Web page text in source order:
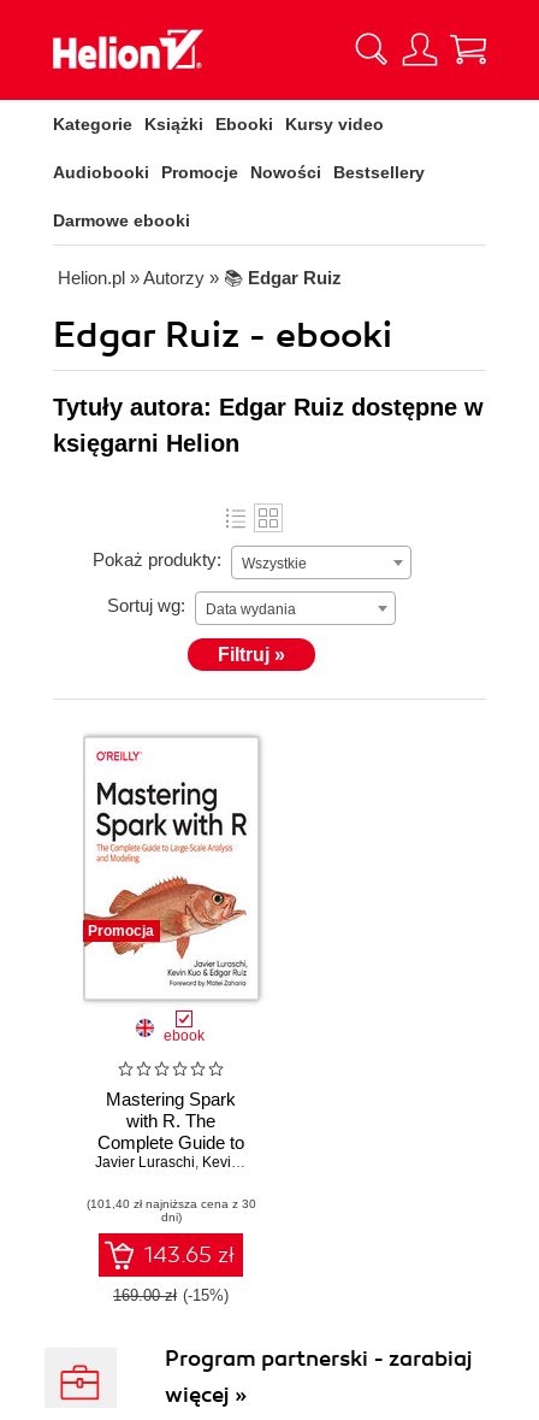
Kategorie Książki Ebooki Kursy video
Audiobooki Promocje Nowości Bestsellery
Darmowe ebooki
Helion.pl » Autorzy » 📚 Edgar Ruiz
Edgar Ruiz - ebooki
Tytuły autora: Edgar Ruiz dostępne w
księgarni Helion
Pokaż produkty: Wszystkie
Sortuj wg: Data wydania
Filtruj »
Promocja
ebook
Mastering Spark
with R. The
Complete Guide to
Large-Scale
Modeling
Javier Luraschi, Kevin Kuo
(101,40 zł najniższa cena z 30
dni)
143.65 zł
169.00 zł (-15%)
Program partnerski - zarabiaj
więcej »